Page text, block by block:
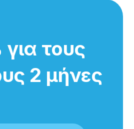
τους
2 μήνες